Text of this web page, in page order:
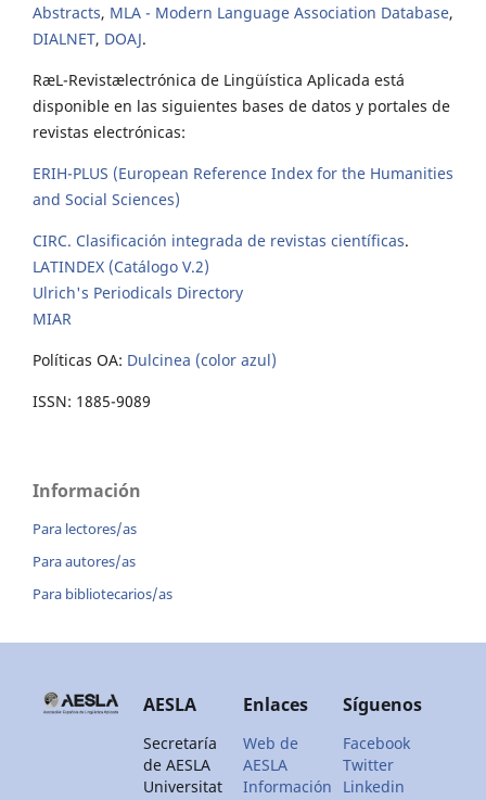
Abstracts, MLA - Modern Language Association Database,
DIALNET, DOAJ.
RæL-Revistælectrónica de Lingüística Aplicada está
disponible en las siguientes bases de datos y portales de
revistas electrónicas:
ERIH-PLUS (European Reference Index for the Humanities
and Social Sciences)
CIRC. Clasificación integrada de revistas científicas.
LATINDEX (Catálogo V.2)
Ulrich's Periodicals Directory
MIAR
Políticas OA: Dulcinea (color azul)
ISSN: 1885-9089
Información
Para lectores/as
Para autores/as
Para bibliotecarios/as
AESLA
Secretaría
de AESLA
Universitat
Enlaces
Web de
AESLA
Información
Síguenos
Facebook
Twitter
Linkedin